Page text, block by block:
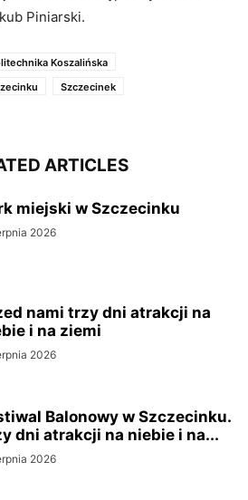
Piniarski.
Koszalińska
Szczecinek
ARTICLES
miejski w Szczecinku
2026
nami trzy dni atrakcji na
i na ziemi
2026
Balonowy w Szczecinku.
dni atrakcji na niebie i na...
2026